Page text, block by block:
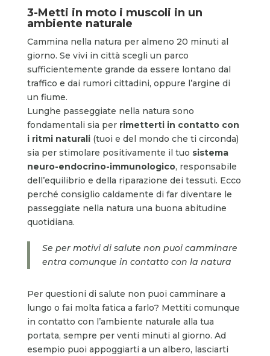
3-Metti in moto i muscoli in un
ambiente naturale
Cammina nella natura per almeno 20 minuti al
giorno. Se vivi in città scegli un parco
sufficientemente grande da essere lontano dal
traffico e dai rumori cittadini, oppure l’argine di
un fiume.
Lunghe passeggiate nella natura sono
fondamentali sia per rimetterti in contatto con
i ritmi naturali (tuoi e del mondo che ti circonda)
sia per stimolare positivamente il tuo sistema
neuro-endocrino-immunologico, responsabile
dell’equilibrio e della riparazione dei tessuti. Ecco
perché consiglio caldamente di far diventare le
passeggiate nella natura una buona abitudine
quotidiana.
Se per motivi di salute non puoi camminare
entra comunque in contatto con la natura
Per questioni di salute non puoi camminare a
lungo o fai molta fatica a farlo? Mettiti comunque
in contatto con l’ambiente naturale alla tua
portata, sempre per venti minuti al giorno. Ad
esempio puoi appoggiarti a un albero, lasciarti